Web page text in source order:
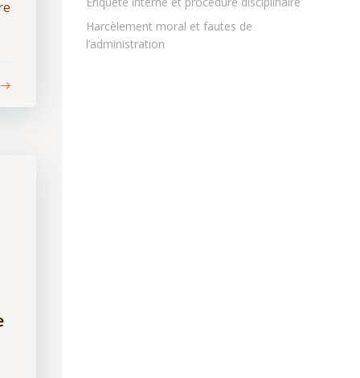
Harcèlement moral et fautes de
l’administration